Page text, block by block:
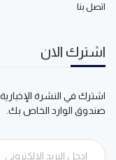
اتصل بنا
اشترك الان
اشترك في النشرة
صندوق الوارد الخاص بك.